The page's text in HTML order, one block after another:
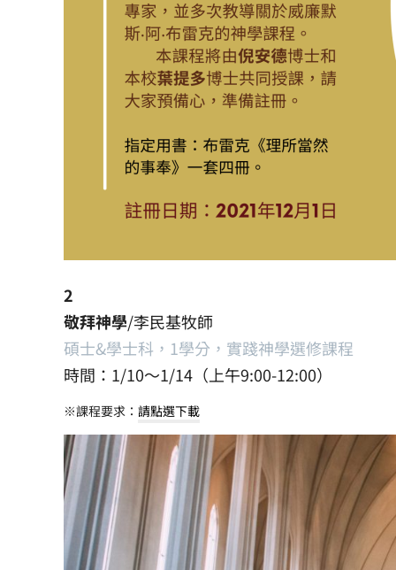
2
敬拜神學/李民基牧師
碩士&學士科，1學分，實踐神學選修課程
時間：1/10～1/14（上午9:00-12:00）
※課程要求： 請點選下載